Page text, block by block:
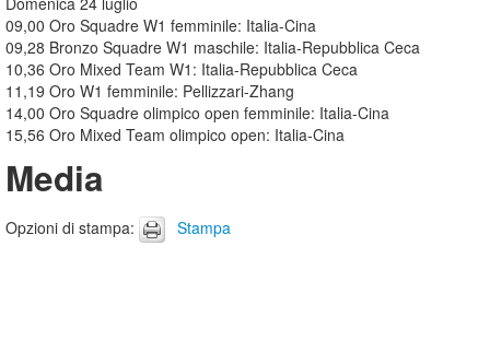
09,00 Oro Squadre W1 femminile: Italia-Cina
09,28 Bronzo Squadre W1 maschile: Italia-Repubblica Ceca
10,36 Oro Mixed Team W1: Italia-Repubblica Ceca
11,19 Oro W1 femminile: Pellizzari-Zhang
14,00 Oro Squadre olimpico open femminile: Italia-Cina
15,56 Oro Mixed Team olimpico open: Italia-Cina
Media
Opzioni di stampa: Stampa